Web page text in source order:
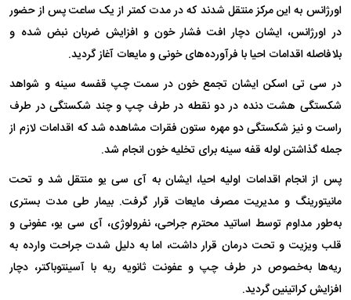
اورژانس به این مرکز منتقل شدند که در مدت کمتر از یک ساعت پس از حضور
در اورژانس، ایشان دچار افت فشار خون و افزایش ضربان نبض شده و
بلافاصله اقدامات احیا با فرآورده‌های خونی و مایعات آغاز گردید.
در سی تی اسکن ایشان تجمع خون در سمت چپ قفسه سینه و شواهد
شکستگی هشت دنده در دو نقطه در طرف چپ و چند شکستگی در طرف
راست و نیز شکستگی دو مهره ستون فقرات مشاهده شد که اقدامات لازم از
جمله گذاشتن لوله قفه سینه برای تخلیه خون انجام شد.
پس از انجام اقدامات اولیه احیا، ایشان به آی سی یو منتقل شد و تحت
مانیتورینگ و مدیریت مصرف مایعات قرار گرفت. بیمار طی مدت بستری
به‌طور مداوم توسط اساتید محترم جراحی، نفرولوژی، آی سی یو، عفونی و
قلب ویزیت و تحت درمان قرار داشت، اما به دلیل شدت جراحت وارده به
ریه‌ها به‌خصوص در طرف چپ و عفونت ثانویه ریه با آسینتوباکتر، دچار
افزایش کراتینین گردید.